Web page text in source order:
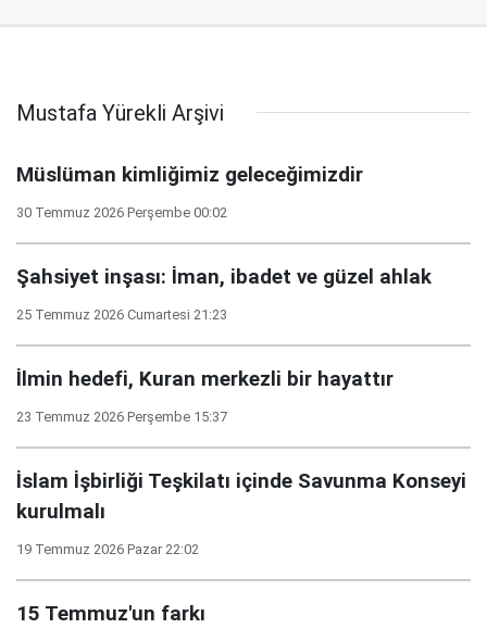
Mustafa Yürekli Arşivi
Müslüman kimliğimiz geleceğimizdir
30 Temmuz 2026 Perşembe 00:02
Şahsiyet inşası: İman, ibadet ve güzel ahlak
25 Temmuz 2026 Cumartesi 21:23
İlmin hedefi, Kuran merkezli bir hayattır
23 Temmuz 2026 Perşembe 15:37
İslam İşbirliği Teşkilatı içinde Savunma Konseyi
kurulmalı
19 Temmuz 2026 Pazar 22:02
15 Temmuz'un farkı